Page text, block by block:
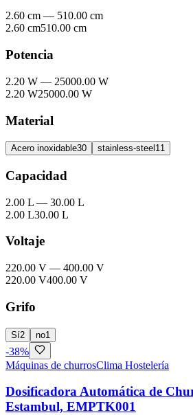
2.60 cm — 510.00 cm
2.60 cm510.00 cm
Potencia
2.20 W — 25000.00 W
2.20 W25000.00 W
Material
Acero inoxidable30 stainless-steel 11
Capacidad
2.00 L — 30.00 L
2.00 L30.00 L
Voltaje
220.00 V — 400.00 V
220.00 V400.00 V
Grifo
Sí2 no1
-38%
Máquinas de churrosClima Hostelería
Dosificadora Automática de
Estambul, EMPTK001